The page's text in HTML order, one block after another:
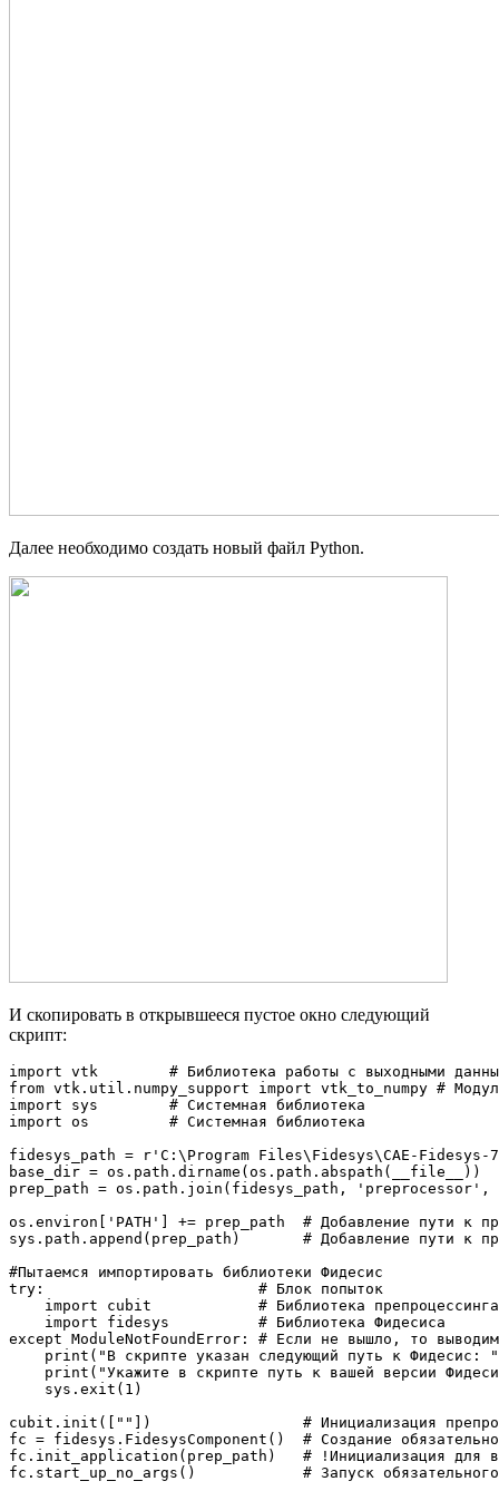
Далее необходимо создать новый файл Python.
И скопировать в открывшееся пустое окно следующий
скрипт:
import vtk        # Библиотека работы с выходными
from vtk.util.numpy_support import vtk_to_numpy # Модуль
import sys        # Cистемная библиотека
import os         # Cистемная библиотека
fidesys_path = r'C:\Program Files\Fidesys\CAE-
base_dir =
prep_path = os.path.join(fidesys_path, 'preprocessor',
os.environ['PATH'] += prep_path  # Добавление пути к
sys.path.append(prep_path)       # Добавление пути к
#Пытаемся импортировать библиотеки Фидесис
try:                        # Блок попыток
    import cubit            # Библиотека препроцессинга
    import fidesys          # Библиотека Фидесиса
except ModuleNotFoundError: # Если не вышло, то
print("В скрипте указан следующий путь к Фидесис:
print("Укажите в скрипте путь к вашей версии
    sys.exit(1)
cubit.init([""])                 # Инициализация
fc = fidesys.FidesysComponent()  # Создание
fc.init_application(prep_path)   # !Инициализация для
fc.start_up_no_args()            # Запуск обязательного